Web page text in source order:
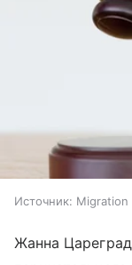
Источник: Migration
Жанна